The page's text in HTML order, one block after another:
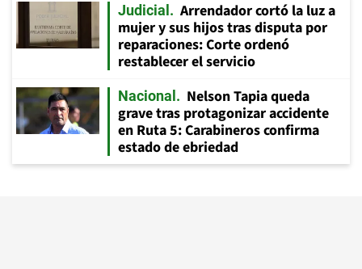
Judicial
Arrendador cortó la luz a
mujer y sus hijos tras disputa por
reparaciones: Corte ordenó
restablecer el servicio
Nacional
Nelson Tapia queda
grave tras protagonizar accidente
en Ruta 5: Carabineros confirma
estado de ebriedad